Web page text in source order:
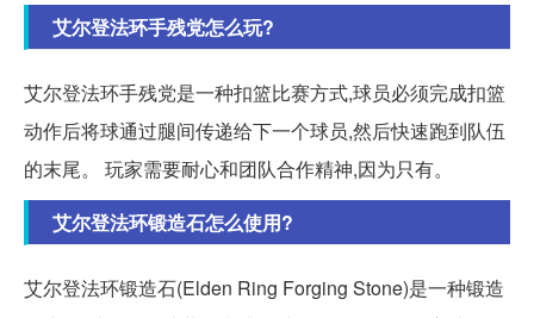
艾尔登法环手残党怎么玩?
艾尔登法环手残党是一种扣篮比赛方式,球员必须完成扣篮
动作后将球通过腿间传递给下一个球员,然后快速跑到队伍
的末尾。 玩家需要耐心和团队合作精神,因为只有。
艾尔登法环锻造石怎么使用?
艾尔登法环锻造石(Elden Ring Forging Stone)是一种锻造